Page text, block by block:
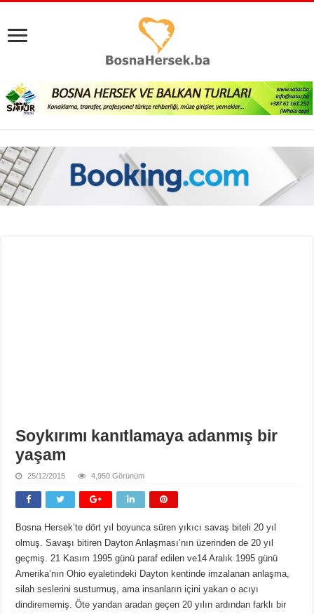
Soykırımı kanıtlamaya adanmış bir
yaşam
25/12/2015 4,950 Görünüm
Bosna Hersek’te dört yıl boyunca süren yıkıcı savaş biteli 20 yıl
olmuş. Savaşı bitiren Dayton Anlaşması’nın üzerinden de 20 yıl
geçmiş. 21 Kasım 1995 günü paraf edilen ve14 Aralık 1995 günü
Amerika’nın Ohio eyaletindeki Dayton kentinde imzalanan anlaşma,
silah seslerini susturmuş, ama insanların içini yakan o acıyı
dindirememiş. Öte yandan aradan geçen 20 yılın ardından farklı bir